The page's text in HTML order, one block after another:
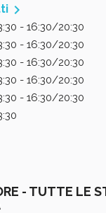

- 16:30/20:30
- 16:30/20:30
- 16:30/20:30
- 16:30/20:30
- 16:30/20:30
- TUTTE LE